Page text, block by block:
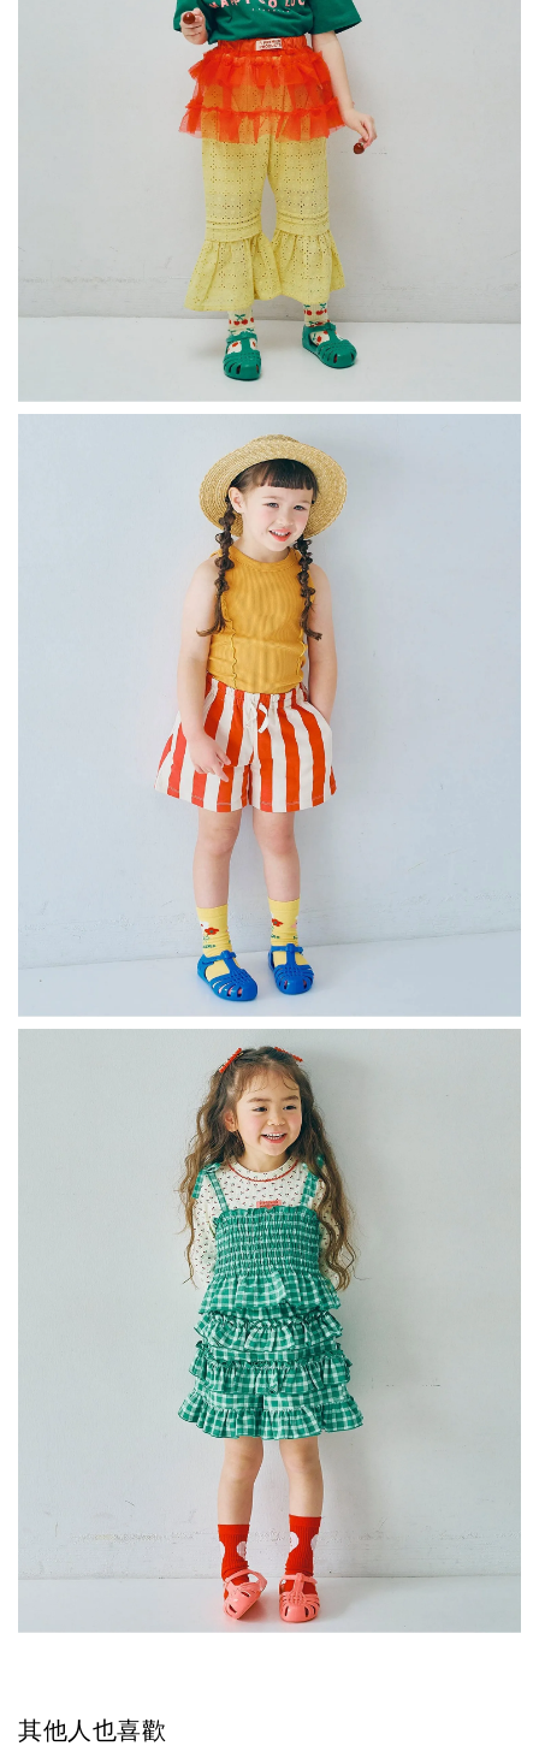
其他人也喜歡